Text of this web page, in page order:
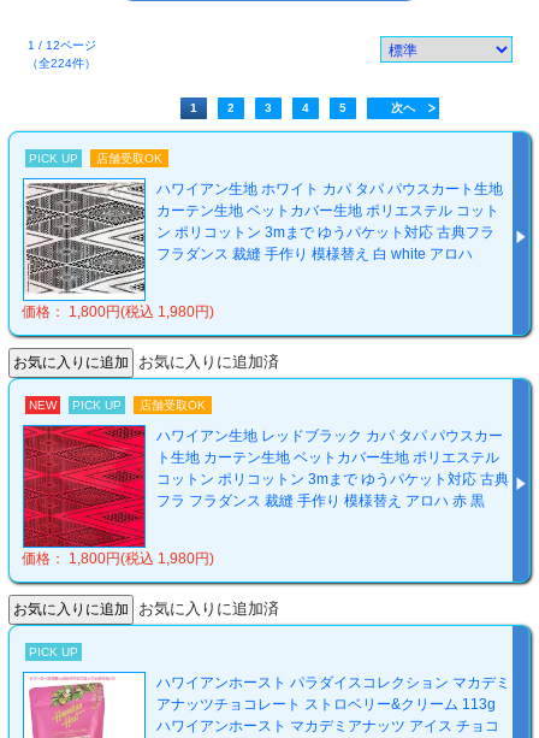
1 / 12ページ
（全224件）
1 2 3 4 5 次へ
PICK UP 店舗受取OK
ハワイアン生地 ホワイト カパ タパ パウスカート生地
カーテン生地 ベットカバー生地 ポリエステル コット
ン ポリコットン 3mまで ゆうパケット対応 古典フラ
フラダンス 裁縫 手作り 模様替え 白 white アロハ
価格： 1,800円(税込 1,980円)
お気に入りに追加済
NEW PICK UP 店舗受取OK
ハワイアン生地 レッドブラック カパ タパ パウスカー
ト生地 カーテン生地 ベットカバー生地 ポリエステル
コットン ポリコットン 3mまで ゆうパケット対応 古典
フラ フラダンス 裁縫 手作り 模様替え アロハ 赤 黒
価格： 1,800円(税込 1,980円)
お気に入りに追加済
PICK UP
ハワイアンホースト パラダイスコレクション マカデミ
アナッツチョコレート ストロベリー&クリーム 113g
ハワイアンホースト マカデミアナッツ アイス チョコ